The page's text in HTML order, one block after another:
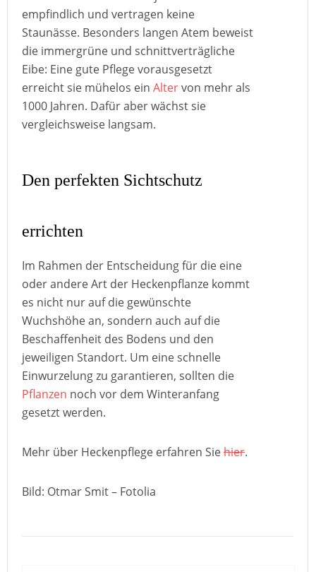
empfindlich und vertragen keine
Staunässe. Besonders langen Atem beweist
die immergrüne und schnittverträgliche
Eibe: Eine gute Pflege vorausgesetzt
erreicht sie mühelos ein Altervon mehr als
1000 Jahren. Dafür aber wächst sie
vergleichsweise langsam.
Den perfekten Sichtschutz
errichten
Im Rahmen der Entscheidung für die eine
oder andere Art der Heckenpflanze kommt
es nicht nur auf die gewünschte
Wuchshöhe an, sondern auch auf die
Beschaffenheit des Bodens und den
jeweiligen Standort. Um eine schnelle
Einwurzelung zu garantieren, sollten die
Pflanzen noch vor dem Winteranfang
gesetzt werden.
Mehr über Heckenpflege erfahren Siehier.
Bild: Otmar Smit – Fotolia